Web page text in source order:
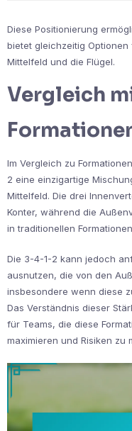
Diese Positionierung
bietet gleichzeitig
Mittelfeld und die Flügel.
Vergleich
Im Vergleich zu
2 eine einzigartige
Mittelfeld. Die drei
Konter, während die
in traditionellen
Die 3-4-1-2 kann jedoch
ausnutzen, die von den
insbesondere wenn diese
Das Verständnis dieser
für Teams, die diese
maximieren und Risiken zu